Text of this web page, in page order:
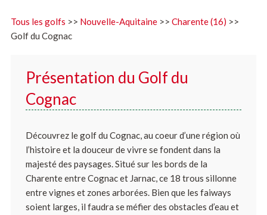
Tous les golfs >> Nouvelle-Aquitaine>> Charente (16) >>
Golf du Cognac
Présentation du Golf du
Cognac
Découvrez le golf du Cognac, au coeur d’une région où
l’histoire et la douceur de vivre se fondent dans la
majesté des paysages. Situé sur les bords de la
Charente entre Cognac et Jarnac, ce 18 trous sillonne
entre vignes et zones arborées. Bien que les faiways
soient larges, il faudra se méfier des obstacles d’eau et